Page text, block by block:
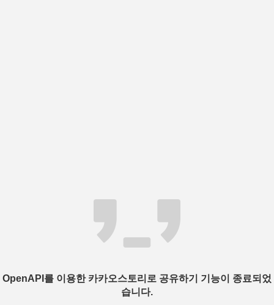
OpenAPI를 이용한 카카오스토리로 공유하기 기능이 종료되었
습니다.